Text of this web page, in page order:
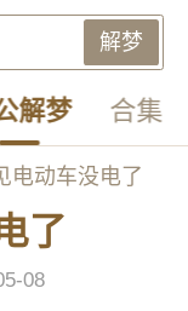
解梦
解梦 合集
电动车没电了
了
08